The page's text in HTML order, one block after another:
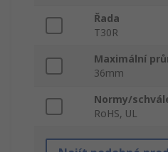
Řada
T30R
Maximální
36mm
Normy/
RoHS, UL